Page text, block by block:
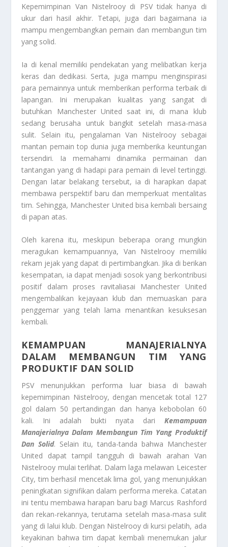
Kepemimpinan Van Nistelrooy di PSV tidak hanya di
ukur dari hasil akhir. Tetapi, juga dari bagaimana ia
mampu mengembangkan pemain dan membangun tim
yang solid.
Ia di kenal memiliki pendekatan yang melibatkan kerja
keras dan dedikasi. Serta, juga mampu menginspirasi
para pemainnya untuk memberikan performa terbaik di
lapangan. Ini merupakan kualitas yang sangat di
butuhkan Manchester United saat ini, di mana klub
sedang berusaha untuk bangkit setelah masa-masa
sulit. Selain itu, pengalaman Van Nistelrooy sebagai
mantan pemain top dunia juga memberika keuntungan
tersendiri. Ia memahami dinamika permainan dan
tantangan yang di hadapi para pemain di level tertinggi.
Dengan latar belakang tersebut, ia di harapkan dapat
membawa perspektif baru dan memperkuat mentalitas
tim. Sehingga, Manchester United bisa kembali bersaing
di papan atas.
Oleh karena itu, meskipun beberapa orang mungkin
meragukan kemampuannya, Van Nistelrooy memiliki
rekam jejak yang dapat di pertimbangkan. Jika di berikan
kesempatan, ia dapat menjadi sosok yang berkontribusi
positif dalam proses ravitaliasai Manchester United
mengembalikan kejayaan klub dan memuaskan para
penggemar yang telah lama menantikan kesuksesan
kembali.
KEMAMPUAN MANAJERIALNYA
DALAM MEMBANGUN TIM YANG
PRODUKTIF DAN SOLID
PSV menunjukkan performa luar biasa di bawah
kepemimpinan Nistelrooy, dengan mencetak total 127
gol dalam 50 pertandingan dan hanya kebobolan 60
kali. Ini adalah bukti nyata dari Kemampuan
Manajerialnya Dalam Membangun Tim Yang Produktif
Dan Solid. Selain itu, tanda-tanda bahwa Manchester
United dapat tampil tangguh di bawah arahan Van
Nistelrooy mulai terlihat. Dalam laga melawan Leicester
City, tim berhasil mencetak lima gol, yang menunjukkan
peningkatan signifikan dalam performa mereka. Catatan
ini tentu membawa harapan baru bagi Marcus Rashford
dan rekan-rekannya, terutama setelah masa-masa sulit
yang di lalui klub. Dengan Nistelrooy di kursi pelatih, ada
keyakinan bahwa tim dapat kembali menemukan jalur